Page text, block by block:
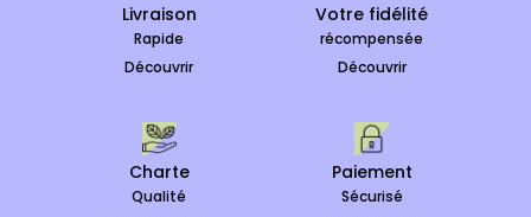
Livraison
Rapide
Découvrir
Votre fidélité
récompensée
Découvrir
Charte
Qualité
Paiement
Sécurisé